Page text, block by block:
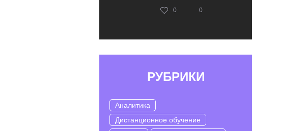
0 0
РУБРИКИ
Аналитика
Дистанционное обучение